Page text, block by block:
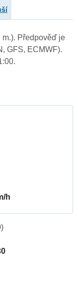
Předpověď je
GFS, ECMWF).
h